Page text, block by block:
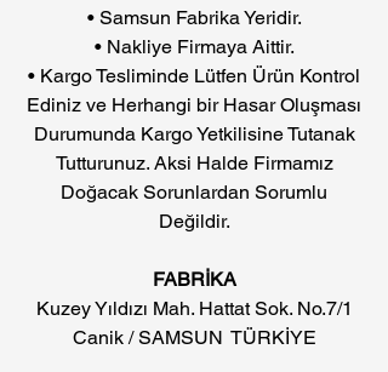
• Samsun Fabrika Yeridir.
• Nakliye Firmaya Aittir.
• Kargo Tesliminde Lütfen Ürün Kontrol
Ediniz ve Herhangi bir Hasar Oluşması
Durumunda Kargo Yetkilisine Tutanak
Tutturunuz. Aksi Halde Firmamız
Doğacak Sorunlardan Sorumlu
Değildir.
FABRİKA
Kuzey Yıldızı Mah. Hattat Sok. No.7/1
Canik / SAMSUN TÜRKİYE